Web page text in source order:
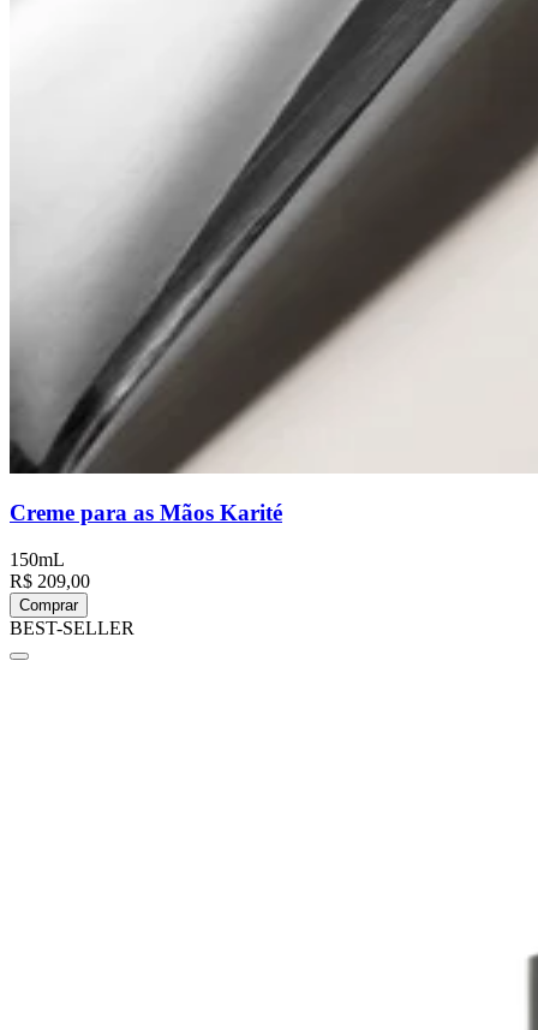
Creme para as Mãos Karité
150mL
R$ 209,00
Comprar
BEST-SELLER